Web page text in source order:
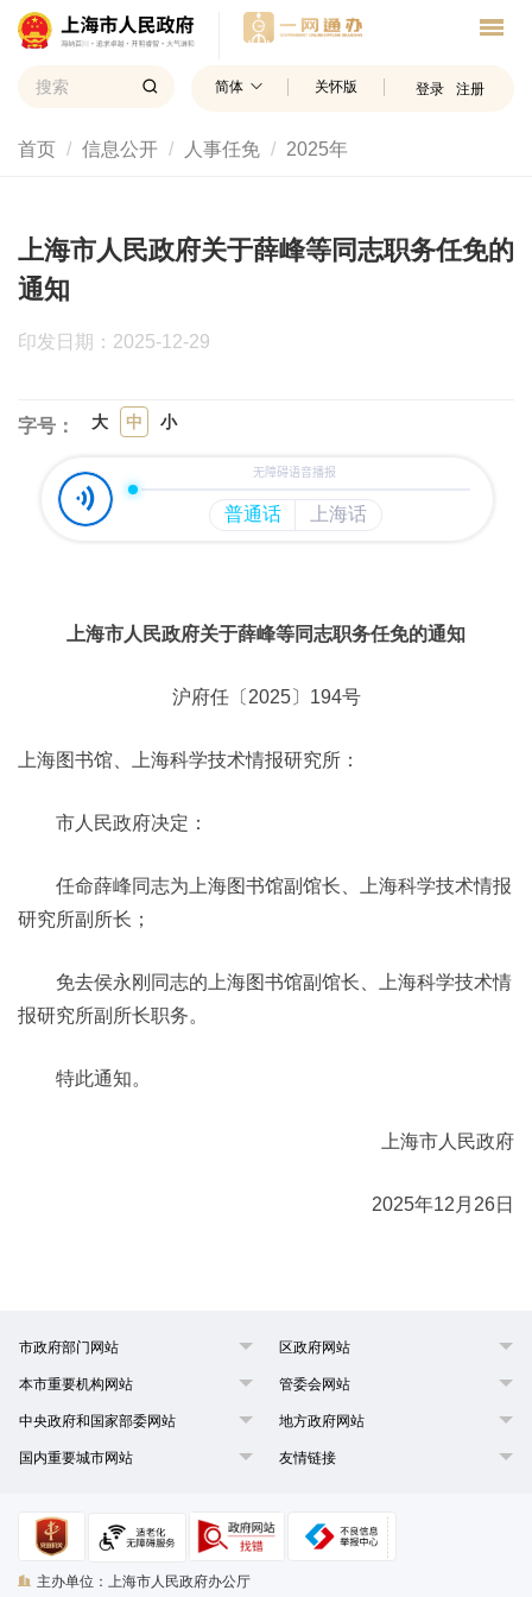
简体 关怀版 登录 注册
首页 信息公开 人事任免 2025年
上海市人民政府关于薛峰等同志职务任免的
通知
印发日期：2025-12-29
字号： 大 中 小
上海市人民政府关于薛峰等同志职务任免的通知
沪府任〔2025〕194号
上海图书馆、上海科学技术情报研究所：
市人民政府决定：
任命薛峰同志为上海图书馆副馆长、上海科学技术情报
研究所副所长；
免去侯永刚同志的上海图书馆副馆长、上海科学技术情
报研究所副所长职务。
特此通知。
上海市人民政府
2025年12月26日
市政府部门网站 区政府网站
本市重要机构网站 管委会网站
中央政府和国家部委网站 地方政府网站
国内重要城市网站 友情链接
主办单位：上海市人民政府办公厅